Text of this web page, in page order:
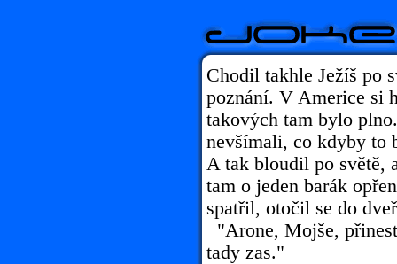
Chodil takhle Ježíš po
poznání. V Americe si
takových tam bylo
nevšímali, co kdyby to
A tak bloudil po světě,
tam o jeden barák
spatřil, otočil se do
"Arone, Mojše,
tady zas."